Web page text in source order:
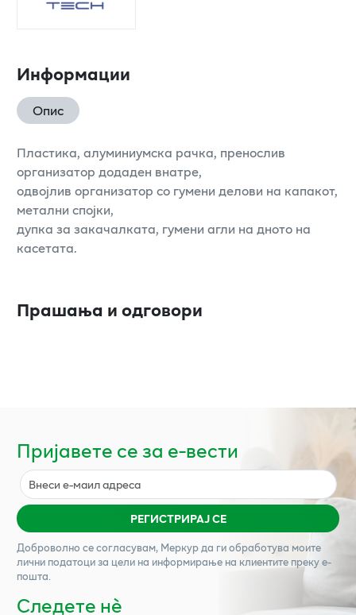
Информации
Опис
Пластика, алуминиумска рачка, пренослив
организатор додаден внатре,
одвојлив организатор со гумени делови на капакот,
метални спојки,
дупка за закачалката, гумени агли на дното на
касетата.
Прашања и одговори
Пријавете се за е-вести
РЕГИСТРИРАЈ СЕ
Доброволно се согласувам, Меркурда ги обработува моите
лични податоци за цели на информирање на клиентите преку е-
пошта.
Следете нѐ